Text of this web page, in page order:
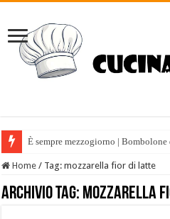
È sempre mezzogiorno |
Home / Tag:mozzarella fior di latte
Archivio tag: mozzarella